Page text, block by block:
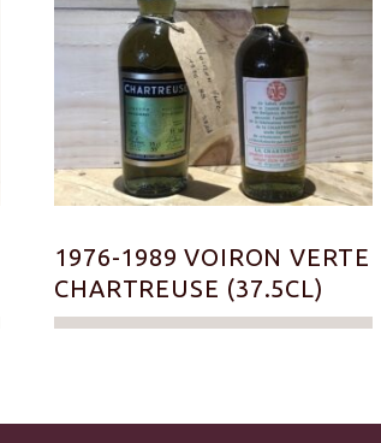
1976-1989 VOIRON VERTE
CHARTREUSE (37.5CL)